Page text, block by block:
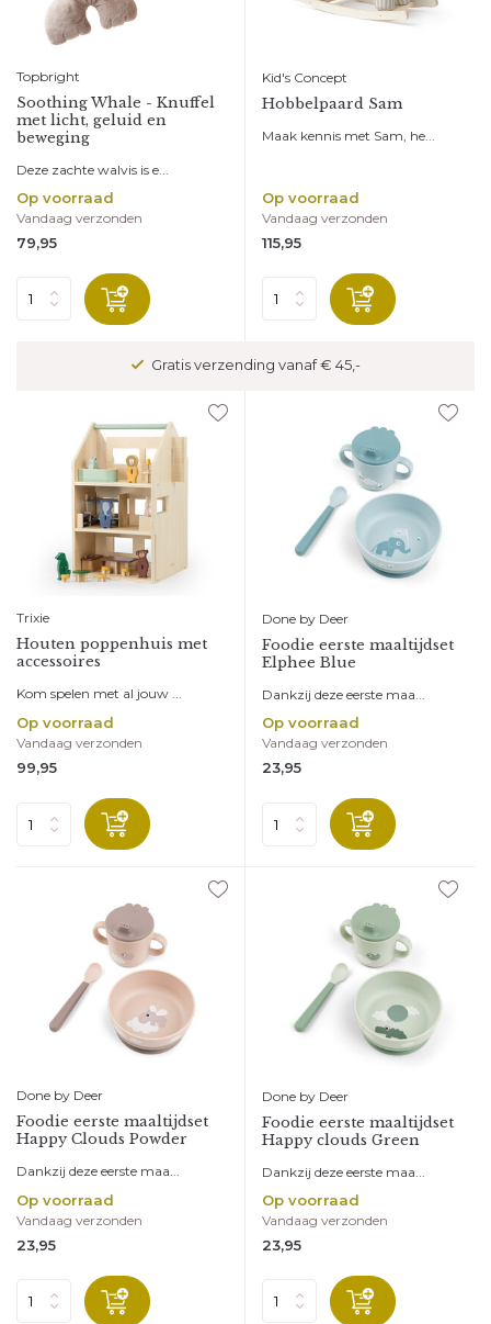
Topbright
Soothing Whale - Knuffel
met licht, geluid en
beweging
Deze zachte walvis is e...
Op voorraad
Vandaag verzonden
79,95
Kid's Concept
Hobbelpaard Sam
Maak kennis met Sam, he...
Op voorraad
Vandaag verzonden
115,95
Veilig betalen met kopersbescherming
Trixie
Houten poppenhuis met
accessoires
Kom spelen met al jouw ...
Op voorraad
Vandaag verzonden
99,95
Done by Deer
Foodie eerste maaltijdset
Elphee Blue
Dankzij deze eerste maa...
Op voorraad
Vandaag verzonden
23,95
Done by Deer
Foodie eerste maaltijdset
Happy Clouds Powder
Dankzij deze eerste maa...
Op voorraad
Vandaag verzonden
23,95
Done by Deer
Foodie eerste maaltijdset
Happy clouds Green
Dankzij deze eerste maa...
Op voorraad
Vandaag verzonden
23,95